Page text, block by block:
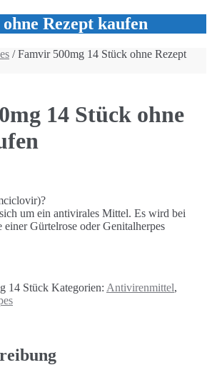
Rezept kaufen
/ Famvir 500mg 14 Stück ohne Rezept
14 Stück ohne
um ein antivirales Mittel. Es wird bei
Gürtelrose oder Genitalherpes
14 Stück Kategorien: Antivirenmittel,